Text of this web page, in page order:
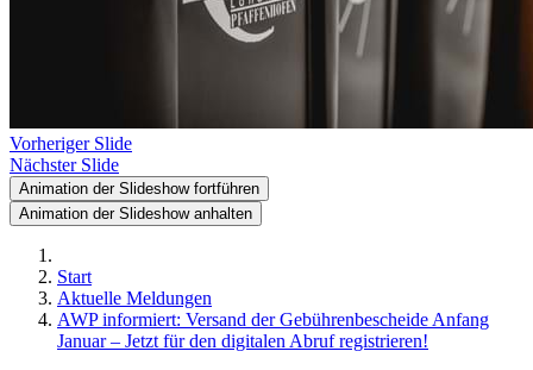
Vorheriger Slide
Nächster Slide
Animation der Slideshow fortführen
Animation der Slideshow anhalten
Start
Aktuelle Meldungen
AWP informiert: Versand der Gebührenbescheide Anfang
Januar – Jetzt für den digitalen Abruf registrieren!